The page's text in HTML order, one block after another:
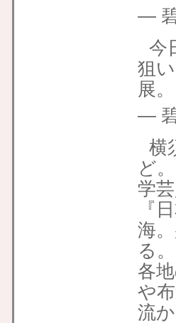
—
今
狙
展。
—
横
ど。
学
『
海
る。
各
や
流か